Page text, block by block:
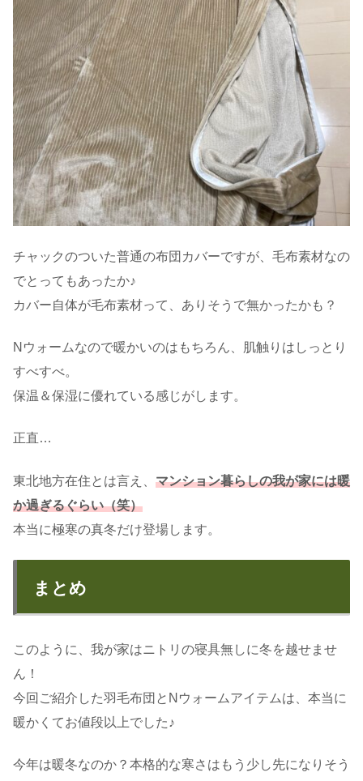
チャックのついた普通の布団カバーですが、毛布素材なの
でとってもあったか♪
カバー自体が毛布素材って、ありそうで無かったかも？
Nウォームなので暖かいのはもちろん、肌触りはしっとり
すべすべ。
保温＆保湿に優れている感じがします。
正直…
東北地方在住とは言え、 マンション暮らしの我が家には暖
か過ぎるぐらい（笑）
本当に極寒の真冬だけ登場します。
まとめ
このように、我が家はニトリの寝具無しに冬を越せませ
ん！
今回ご紹介した羽毛布団とNウォームアイテムは、本当に
暖かくてお値段以上でした♪
今年は暖冬なのか？本格的な寒さはもう少し先になりそう